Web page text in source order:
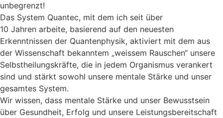
unbegrenzt!
Das System Quantec, mit dem ich seit über
10 Jahren arbeite, basierend auf den neuesten
Erkenntnissen der Quantenphysik, aktiviert mit dem aus
der Wissenschaft bekanntem „weissem Rauschen“ unsere
Selbstheilungskräfte, die in jedem Organismus verankert
sind und stärkt sowohl unsere mentale Stärke und unser
gesamtes System.
Wir wissen, dass mentale Stärke und unser Bewusstsein
über Gesundheit, Erfolg und unsere Leistungsbereitschaft